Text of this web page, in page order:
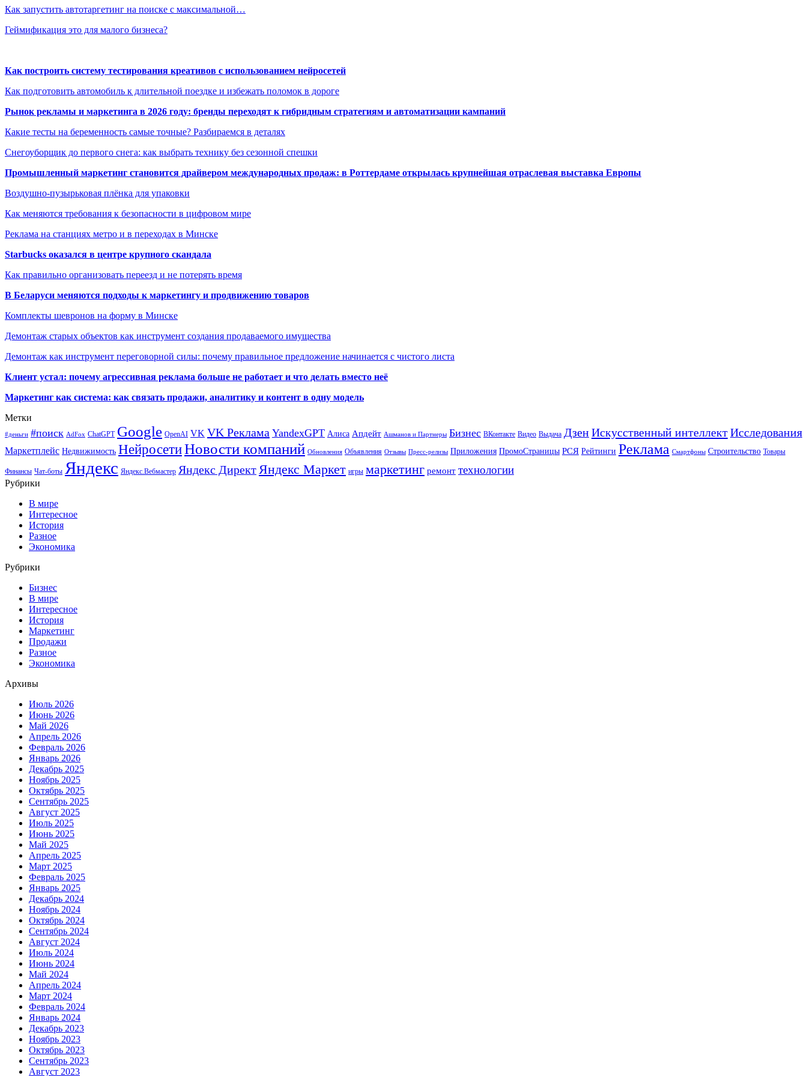
Как запустить автотаргетинг на поиске с максимальной…
Геймификация это для малого бизнеса?
Как построить систему тестирования креативов с использованием нейросетей
Как подготовить автомобиль к длительной поездке и избежать поломок в дороге
Рынок рекламы и маркетинга в 2026 году: бренды переходят к гибридным стратегиям и автоматизации кампаний
Какие тесты на беременность самые точные? Разбираемся в деталях
Снегоуборщик до первого снега: как выбрать технику без сезонной спешки
Промышленный маркетинг становится драйвером международных продаж: в Роттердаме открылась крупнейшая отраслевая выставка Европы
Воздушно-пузырьковая плёнка для упаковки
Как меняются требования к безопасности в цифровом мире
Реклама на станциях метро и в переходах в Минске
Starbucks оказался в центре крупного скандала
Как правильно организовать переезд и не потерять время
В Беларуси меняются подходы к маркетингу и продвижению товаров
Комплекты шевронов на форму в Минске
Демонтаж старых объектов как инструмент создания продаваемого имущества
Демонтаж как инструмент переговорной силы: почему правильное предложение начинается с чистого листа
Клиент устал: почему агрессивная реклама больше не работает и что делать вместо неё
Маркетинг как система: как связать продажи, аналитику и контент в одну модель
Метки
#деньги #поиск AdFox ChatGPT Google OpenAI VK VK Реклама YandexGPT Алиса Апдейт Ашманов и Партнеры Бизнес ВКонтакте Видео Выдача ДзенИскусственный интеллектИсследования
Маркетплейс Недвижимость НейросетиНовости компаний Обновления Объявления Отзывы Пресс-релизы Приложения ПромоСтраницы РСЯ Рейтинги Реклама Смартфоны Строительство Товары
Финансы Чат-боты Яндекс Яндекс.Вебмастер Яндекс Директ Яндекс Маркет игры маркетинг ремонт технологии
Рубрики
В мире
Интересное
История
Разное
Экономика
Рубрики
Бизнес
В мире
Интересное
История
Маркетинг
Продажи
Разное
Экономика
Архивы
Июль 2026
Июнь 2026
Май 2026
Апрель 2026
Февраль 2026
Январь 2026
Декабрь 2025
Ноябрь 2025
Октябрь 2025
Сентябрь 2025
Август 2025
Июль 2025
Июнь 2025
Май 2025
Апрель 2025
Март 2025
Февраль 2025
Январь 2025
Декабрь 2024
Ноябрь 2024
Октябрь 2024
Сентябрь 2024
Август 2024
Июль 2024
Июнь 2024
Май 2024
Апрель 2024
Март 2024
Февраль 2024
Январь 2024
Декабрь 2023
Ноябрь 2023
Октябрь 2023
Сентябрь 2023
Август 2023